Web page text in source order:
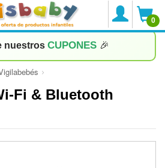
0
nuestros CUPONES 🎉
Fi & Bluetooth